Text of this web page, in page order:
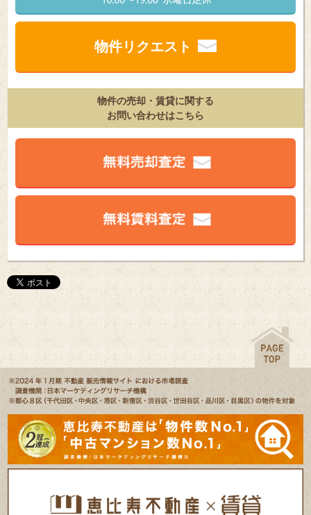
物件リクエスト
物件の売却・賃貸に関する
お問い合わせはこちら